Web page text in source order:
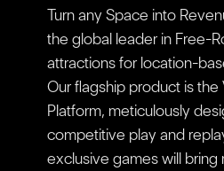
Turn any Space into
the global leader in Free-
attractions for location-
Our flagship product is the
Platform, meticulously
competitive play and
exclusive games will bring